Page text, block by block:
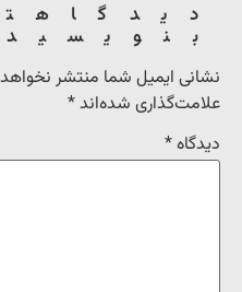
بنویسید
نشانی ایمیل شما منتشر
علامت‌گذاری شده‌اند*
دیدگاه*